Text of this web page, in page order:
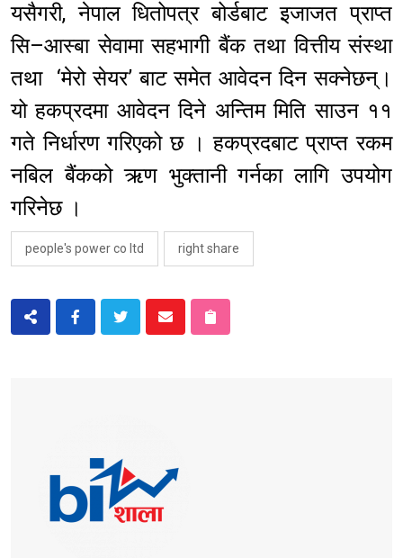
यसैगरी, नेपाल धितोपत्र बोर्डबाट इजाजत प्राप्त
सि–आस्बा सेवामा सहभागी बैंक तथा वित्तीय संस्था
तथा ‘मेरो सेयर’ बाट समेत आवेदन दिन सक्नेछन्।
यो हकप्रदमा आवेदन दिने अन्तिम मिति साउन ११
गते निर्धारण गरिएको छ । हकप्रदबाट प्राप्त रकम
नबिल बैंकको ऋण भुक्तानी गर्नका लागि उपयोग
गरिनेछ ।
people's power co ltd right share